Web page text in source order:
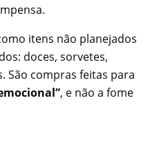
itens não planejados
doces, sorvetes,
São compras feitas para
, e não a fome